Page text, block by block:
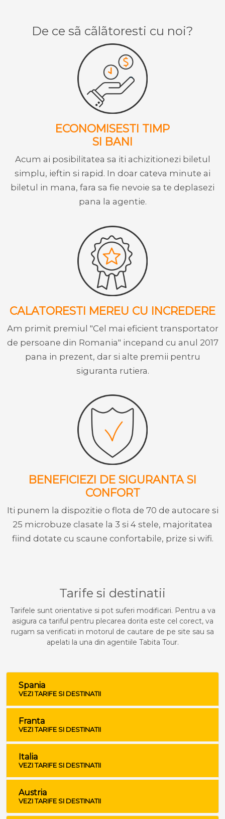
De ce sã cãlãtoresti cu noi?
ECONOMISESTI TIMP
SI BANI
Acum ai posibilitatea sa iti achizitionezi biletul
simplu, ieftin si rapid. In doar cateva minute ai
biletul in mana, fara sa fie nevoie sa te deplasezi
pana la agentie.
CALATORESTI MEREU CU INCREDERE
Am primit premiul "Cel mai eficient transportator
de persoane din Romania" incepand cu anul 2017
pana in prezent, dar si alte premii pentru
siguranta rutiera.
BENEFICIEZI DE SIGURANTA SI
CONFORT
Iti punem la dispozitie o flota de 70 de autocare si
25 microbuze clasate la 3 si 4 stele, majoritatea
fiind dotate cu scaune confortabile, prize si wifi.
Tarife si destinatii
Tarifele sunt orientative si pot suferi modificari. Pentru a va
asigura ca tariful pentru plecarea dorita este cel corect, va
rugam sa verificati in motorul de cautare de pe site sau sa
apelati la una din agentiile Tabita Tour.
Spania
VEZI TARIFE SI DESTINATII
Franta
VEZI TARIFE SI DESTINATII
Italia
VEZI TARIFE SI DESTINATII
Austria
VEZI TARIFE SI DESTINATII